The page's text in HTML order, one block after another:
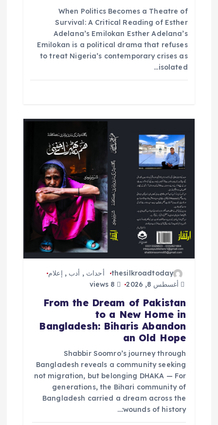
ت
When Politics Becomes a Theatre of
Survival: A Critical Reading of Esther
Adelana’s Emilokan Esther Adelana’s
Emilokan is a political drama that refuses
to treat Nigeria’s contemporary crises as
isolated…
thesilkroadtoday أحداث , أدب , إعلام
أغسطس 8, 2026
From the Dream of Pakistan
to a New Home in
Bangladesh: Biharis Abandon
an Old Hope
Shabbir Soomro’s journey through
Bangladesh reveals a community seeking
not migration, but belonging DHAKA — For
generations, the Bihari community of
Bangladesh carried a dream across the
wounds of history:…